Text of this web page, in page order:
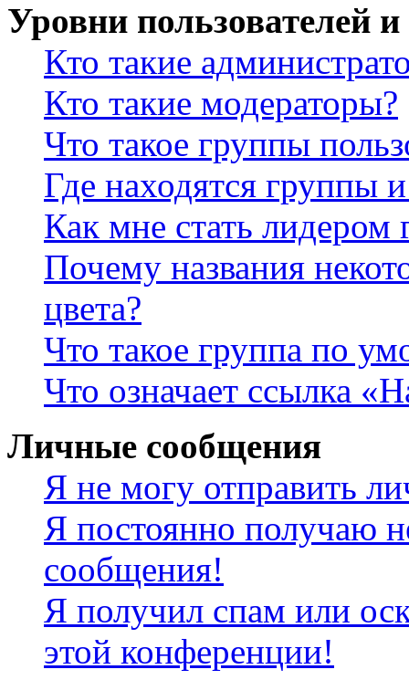
Уровни пользователей
Кто такие
Кто такие модераторы?
Что такое группы
Где находятся группы
Как мне стать лидером
Почему названия
цвета?
Что такое группа по
Что означает ссылка
Личные сообщения
Я не могу отправить
Я постоянно получаю
сообщения!
Я получил спам или
этой конференции!